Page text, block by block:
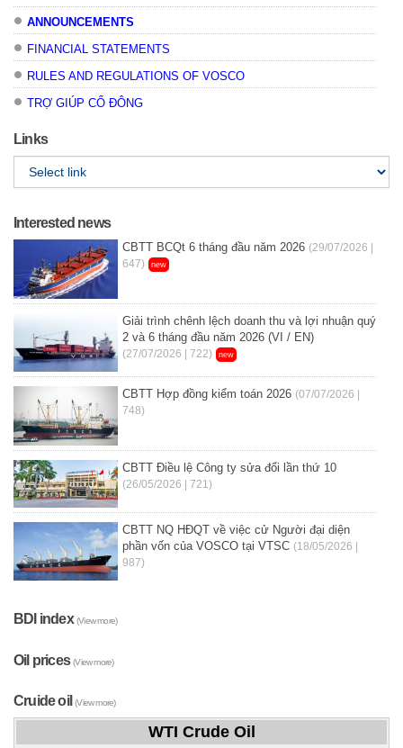
ANNOUNCEMENTS
FINANCIAL STATEMENTS
RULES AND REGULATIONS OF VOSCO
TRỢ GIÚP CỔ ĐÔNG
Links
Interested news
CBTT BCQt 6 tháng đầu năm 2026 (29/07/2026 |
647)
new
Giải trình chênh lệch doanh thu và lợi nhuận quý
2 và 6 tháng đầu năm 2026 (VI / EN)
(27/07/2026 | 722) new
CBTT Hợp đồng kiểm toán 2026 (07/07/2026 |
748)
CBTT Điều lệ Công ty sửa đổi lần thứ 10
(26/05/2026 | 721)
CBTT NQ HĐQT về việc cử Người đại diện
phần vốn của VOSCO tại VTSC (18/05/2026 |
987)
BDI index(View more)
Oil prices(View more)
Cruide oil(View more)
WTI Crude Oil